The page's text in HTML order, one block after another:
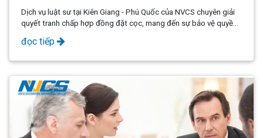
GIANG - PHÚ QUỐC
Dịch vụ luật sư tại Kiên Giang - Phú Quốc của NVCS chuyên giải
quyết tranh chấp hợp đồng đặt cọc, mang đến sự bảo vệ quyền
lợi tối ưu cho khách hàng. Với đội ngũ luật sư giàu kinh nghiệm
và am hiểu sâu sắc về pháp luật, chúng tôi cam kết mang lại giải
đọc tiếp